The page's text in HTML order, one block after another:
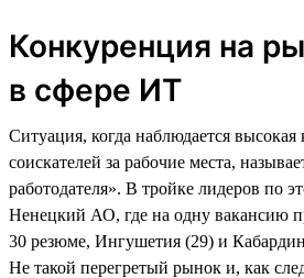
Конкуренция на
в сфере ИТ
Ситуация, когда наблюдается высокая
соискателей за рабочие места,
работодателя». В тройке лидеров по
Ненецкий АО, где на одну вакансию
30 резюме, Ингушетия (29) и
Не такой перегретый рынок и, как